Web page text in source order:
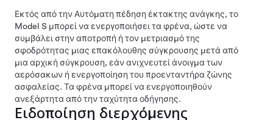
Εκτός από την Αυτόματη πέδηση έκτακτης ανάγκης, το
Model S μπορεί να ενεργοποιήσει τα φρένα, ώστε να
συμβάλει στην αποτροπή ή τον μετριασμό της
σφοδρότητας μιας επακόλουθης σύγκρουσης μετά από
μια αρχική σύγκρουση, εάν ανιχνευτεί άνοιγμα των
αερόσακων ή ενεργοποίηση του προενταντήρα ζώνης
ασφαλείας. Τα φρένα μπορεί να ενεργοποιηθούν
ανεξάρτητα από την ταχύτητα οδήγησης.
Ειδοποίηση διερχόμενης